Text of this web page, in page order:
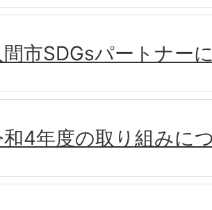
間市SDGsパートナー
和4年度の取り組みに